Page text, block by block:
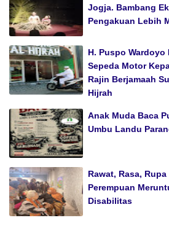
Jogja. Bambang
Pengakuan Lebih
H. Puspo Wardoyo
Sepeda Motor
Rajin Berjamaah
Hijrah
Anak Muda Baca
Umbu Landu
Rawat, Rasa,
Perempuan
Disabilitas